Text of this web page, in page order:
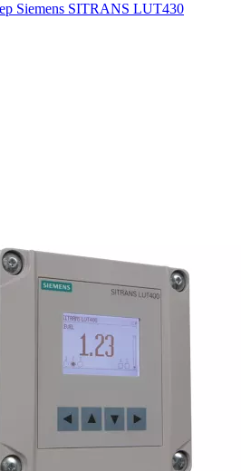
Siemens SITRANS LUT430